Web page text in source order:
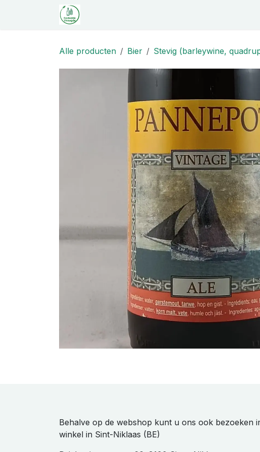
Overslaan naar inhoud
Alle producten Bier Stevig (barleywine,
Behalve op de webshop kunt u ons ook bezoeken
winkel in Sint-Niklaas (BE)